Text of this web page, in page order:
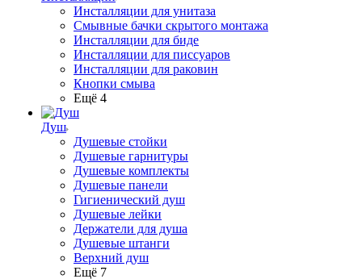
Инсталляции для унитаза
Смывные бачки скрытого монтажа
Инсталляции для биде
Инсталляции для писсуаров
Инсталляции для раковин
Кнопки смыва
Ещё 4
Душ
Душевые стойки
Душевые гарнитуры
Душевые комплекты
Душевые панели
Гигиенический душ
Душевые лейки
Держатели для душа
Душевые штанги
Верхний душ
Ещё 7